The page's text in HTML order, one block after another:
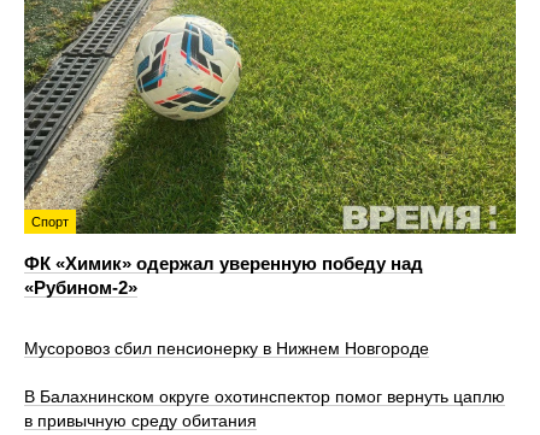
Спорт
ФК «Химик» одержал уверенную победу над
«Рубином‑2»
Мусоровоз сбил пенсионерку в Нижнем Новгороде
В Балахнинском округе охотинспектор помог вернуть цаплю
в привычную среду обитания